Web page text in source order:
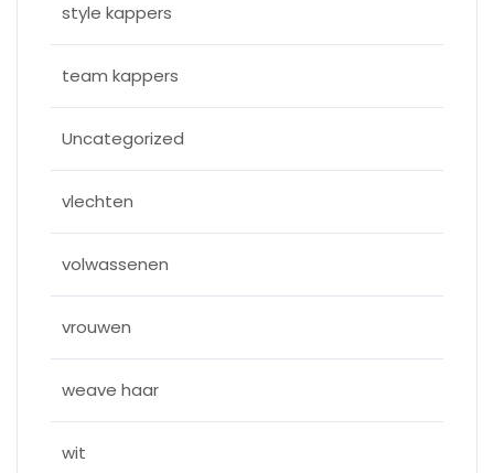
style kappers
team kappers
Uncategorized
vlechten
volwassenen
vrouwen
weave haar
wit